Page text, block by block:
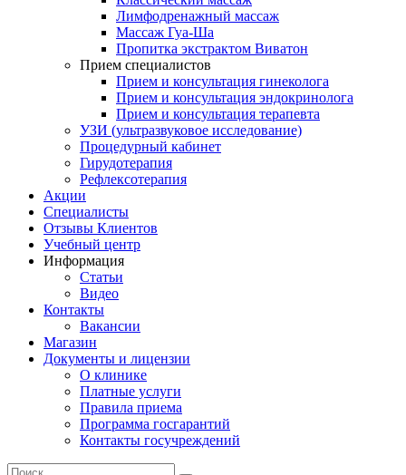
Лимфодренажный массаж
Массаж Гуа-Ша
Пропитка экстрактом Виватон
Прием специалистов
Прием и консультация гинеколога
Прием и консультация эндокринолога
Прием и консультация терапевта
УЗИ (ультразвуковое исследование)
Процедурный кабинет
Гирудотерапия
Рефлексотерапия
Акции
Специалисты
Отзывы Клиентов
Учебный центр
Информация
Статьи
Видео
Контакты
Вакансии
Магазин
Документы и лицензии
О клинике
Платные услуги
Правила приема
Программа госгарантий
Контакты госучреждений